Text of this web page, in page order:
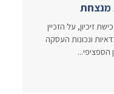
זיכיון, על הזכיין
ונכונות העסקה